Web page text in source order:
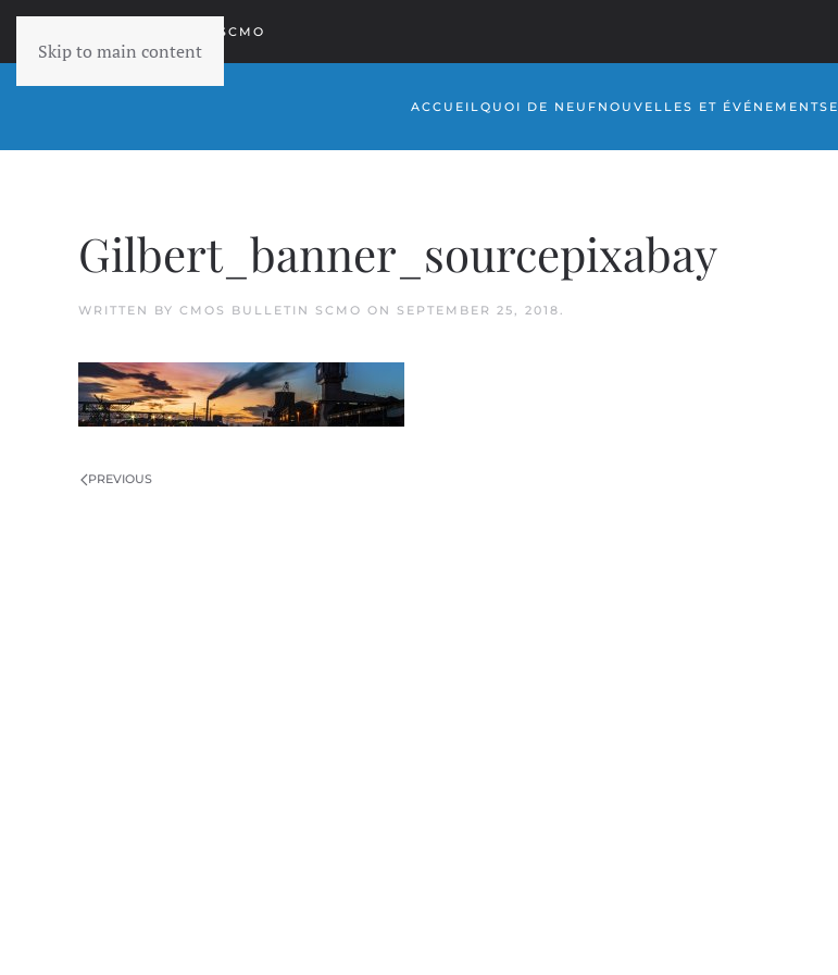
Skip to main content
RETOURNER À SCMO
ACCUEIL QUOI DE NEUF NOUVELLES ET ÉVÉNEMENTS
Gilbert_banner_sourcepixabay
WRITTEN BY CMOS BULLETIN SCMO ON SEPTEMBER 25, 2018.
PREVIOUS